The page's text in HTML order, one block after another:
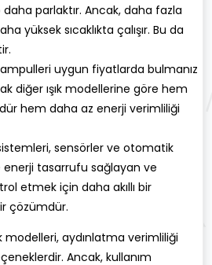
parlaktır. Ancak, daha fazla
yüksek sıcaklıkta çalışır. Bu da
uygun fiyatlarda bulmanız
diğer ışık modellerine göre hem
hem daha az enerji verimliliği
sistemleri, sensörler ve otomatik
enerji tasarrufu sağlayan ve
etmek için daha akıllı bir
çözümdür.
modelleri, aydınlatma verimliliği
Ancak, kullanım